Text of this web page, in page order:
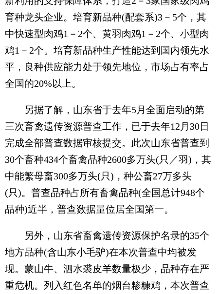
育种龙头企业。培育新品种(配套系)3－5个，其
中快速型肉鸡1－2个、黄羽肉鸡1－2个、小型肉
鸡1－2个。培育新品种生产性能达到国内领先水
平，良种供应能力处于领先地位，市场占有率占
全国的20%以上。
另据了解，山东省于去年5月全面启动的第
三次畜禽遗传资源普查工作，已于去年12月30日
完成全部普查数据审核提交。此次山东省普查到
30个畜种434个畜禽品种2600多万头(只／羽)，其
中能繁母畜300多万头(只)，种公畜27万多头
(只)。普查品种占所有畜禽品种(全国总计948个
品种)近半，普查数据量位居全国第一。
另外，山东省畜禽遗传资源保护名录的35个
地方品种(含山东小毛驴)在本次普查中均被发
现。蒙山牛、泗水裘皮羊数量极少，品种存在严
重危机。列入红色名单的烟台糁糠鸡，本次普查